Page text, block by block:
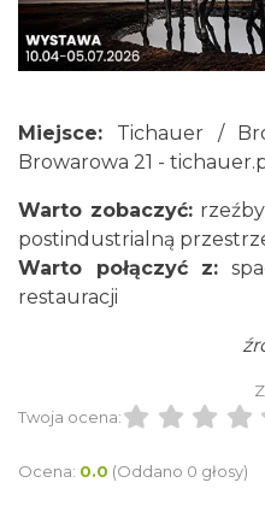
13.67 km
13.75 km
Miejsce: Tichauer /
Browarowa 21 -
Warto zobaczyć:
postindustrialną
Warto połączyć z:
restauracji
Twoja ocena:
Ocena: 0.0 (Oddano 0 głosy)